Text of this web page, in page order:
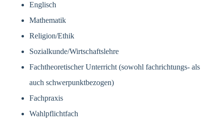
Englisch
Mathematik
Religion/Ethik
Sozialkunde/Wirtschaftslehre
Fachtheoretischer Unterricht (sowohl fachrichtungs- als
auch schwerpunktbezogen)
Fachpraxis
Wahlpflichtfach